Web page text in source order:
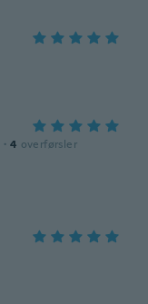
· 4 overførsler